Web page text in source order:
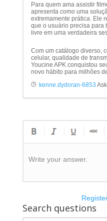
Para quem ama assistir
apresenta como uma
extremamente prática. Ele
que o usuário precisa para
livre em uma verdadeira
Com um catálogo diverso,
celular, qualidade de
Youcine APK conquistou
novo hábito para milhões
kenne.dydoran-6853
Write your answer.
Search questions